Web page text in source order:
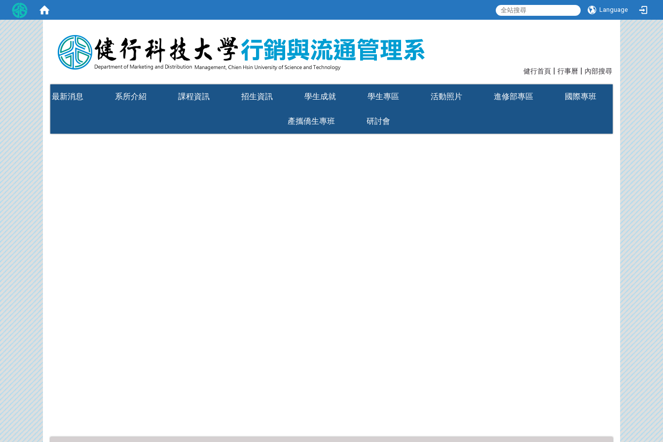
Language
健行首頁 | 行事曆 | 內部搜尋
最新消息 系所介紹 課程資訊 招生資訊 學生成就 學生專區 活動照片 進修部專區 國際專班
產攜僑生專班 研討會